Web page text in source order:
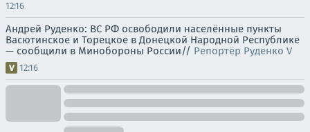
12:16
Андрей Руденко: ВС РФ освободили населённые пункты
Васютинское и Торецкое в Донецкой Народной Республике
— сообщили в Минобороны России// Репортёр Руденко V
12:16